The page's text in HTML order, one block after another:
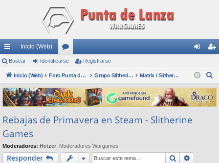
nl
ac
es
rá
pi
do
s
Inicio (Web)
or
os nti
fic
ar
ist
ra
rs
Buscar Identificarse Registrarse
Inicio (Web) Foro Punta de Lanza Wargames Grupo Slitherine Matrix / Slitherine
s
c
Rebajas de Primavera en Steam - Slitherine
Games
Moderadores: Hetzer Moderadores Wargames
Responder Buscar